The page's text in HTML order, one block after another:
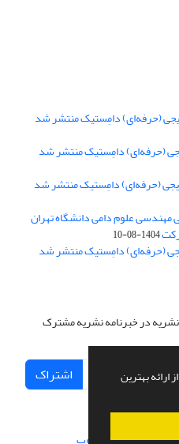
ارائه بهترین
(حرفه‌ای) دامِستیک منتشر شد
(حرفه‌ای) دامِستیک منتشر شد
(حرفه‌ای) دامِستیک منتشر شد
مهندسی علوم دامی دانشگاه تهران
1404-08-10
(حرفه‌ای) دامِستیک منتشر شد
نشریه در خبرنامه نشریه مشترک
اشتراک